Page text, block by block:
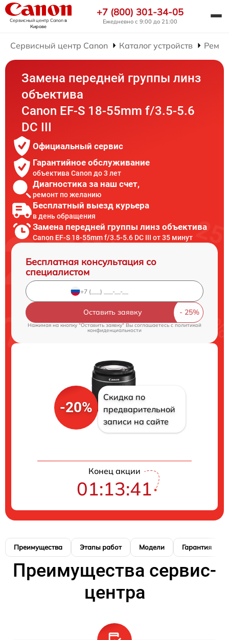
Сервисный центр Canonв
Кирове
+7 (800) 301-34-05
Ежедневно с 9:00 до 21:00
Сервисный центр Canon Каталог устройств
Замена передней группы линз
объектива
Canon EF-S 18-55mm f/3.5-5.6
DC III
Официальный сервис
Гарантийное обслуживание
объектива Canon до 3 лет
Диагностика за наш счет,
ремонт по желанию
Бесплатный выезд курьера
в день обращения
Замена передней группы линз объектива
Canon EF-S 18-55mm f/3.5-5.6 DC III от 35 минут
Бесплатная консультация со
специалистом
Оставить заявку
Нажимая на кнопку "Оставить заявку" Вы соглашаетесь cполитикой
конфиденциальности
-20%
Скидка по
предварительной
записи на сайте
Конец акции
01:13:40
Преимущества Этапы работ Модели Гарантия
Преимущества сервис-
центра